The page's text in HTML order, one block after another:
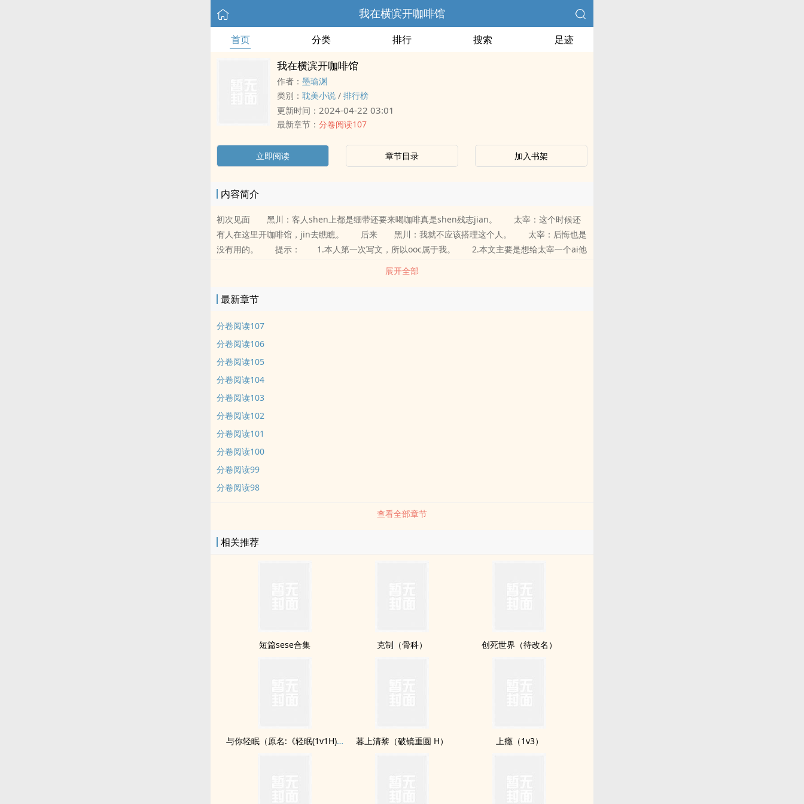
我在横滨开咖啡馆
首页 分类 排行 搜索 足迹
我在横滨开咖啡馆
作者： 墨瑜渊
类别： 耽美小说 / 排行榜
更新时间： 2024-04-22 03:01
最新章节： 分卷阅读107
立即阅读 章节目录 加入书架
内容简介
初次见面 黑川：客人shen上都是绷带还要来喝咖啡真是shen残志jian。 太宰：这个时候还
有人在这里开咖啡馆，jin去瞧瞧。 后来 黑川：我就不应该搭理这个人。 太宰：后悔也是
没有用的。 提示： 1.本人第一次写文，所以ooc属于我。 2.本文主要是想给太宰一个ai他
的人，ri常向，会涉及其他的世界。 3.本人很多juti的人物喜好不清楚，有清楚的小天使可以告诉
我。 4.本文主角是攻，cp太宰。 nei容标签： 综漫 三教九liu 少年漫 文野
展开全部
最新章节
分卷阅读107
分卷阅读106
分卷阅读105
分卷阅读104
分卷阅读103
分卷阅读102
分卷阅读101
分卷阅读100
分卷阅读99
分卷阅读98
查看全部章节
相关推荐
短篇sese合集 克制（骨科） 创死世界（待改名）
与你轻眠（原名:《轻眠(1v1H)》） 暮上清黎（破镜重圆 H） 上瘾（1v3）